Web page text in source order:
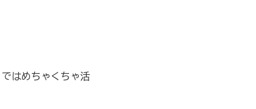
はめちゃくちゃ活